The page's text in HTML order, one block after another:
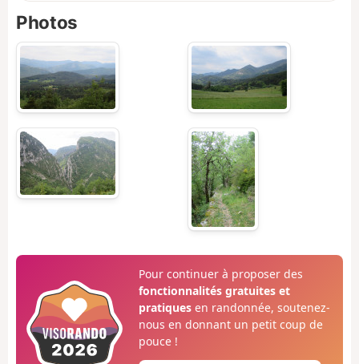
Photos
Pour continuer à proposer des
fonctionnalités gratuites et
pratiquesen randonnée, soutenez-
nous en donnant un petit coup de
pouce !